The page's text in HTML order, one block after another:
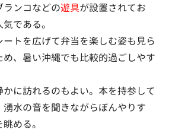
ランコなどの遊具が設置されてお
である。
トを広げて弁当を楽しむ姿も見ら
、暑い沖縄でも比較的過ごしやす
かに訪れるのもよい。本を持参して
水の音を聞きながらぼんやりす
める。